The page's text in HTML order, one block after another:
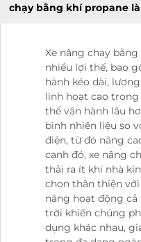
chạy bằng khí propane
Xe nâng chạy
nhiều lợi thế, bao
hành kéo dài,
linh hoạt cao trong
thể vận hành lâu
bình nhiên liệu so
điện, từ đó nâng
cạnh đó, xe nâng
thải ra ít khí nhà
chọn thân thiện
năng hoạt động
trời khiến chúng
dụng khác nhau,